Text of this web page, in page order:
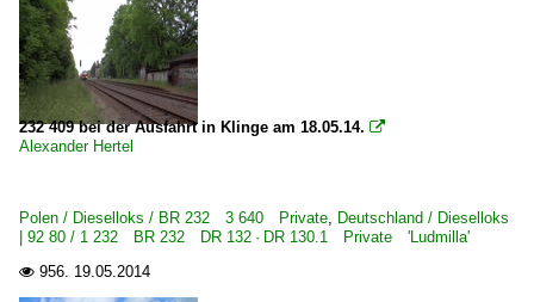
232 409 bei der Ausfahrt in Klinge am 18.05.14. 
Alexander Hertel
Polen / Dieselloks / BR 232 3 640 Private, Deutschland / Dieselloks
| 92 80 / 1 232 BR 232 DR 132 · DR 130.1 Private 'Ludmilla'
 956. 19.05.2014